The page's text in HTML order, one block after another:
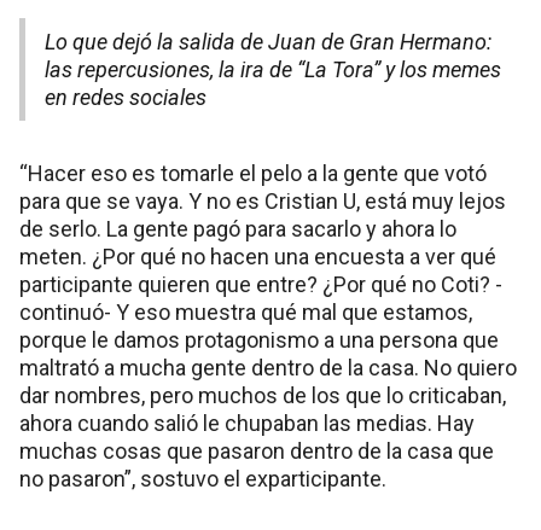
Lo que dejó la salida de Juan de Gran Hermano:
las repercusiones, la ira de “La Tora” y los memes
en redes sociales
“Hacer eso es tomarle el pelo a la gente que votó
para que se vaya. Y no es Cristian U, está muy lejos
de serlo. La gente pagó para sacarlo y ahora lo
meten. ¿Por qué no hacen una encuesta a ver qué
participante quieren que entre? ¿Por qué no Coti? -
continuó- Y eso muestra qué mal que estamos,
porque le damos protagonismo a una persona que
maltrató a mucha gente dentro de la casa. No quiero
dar nombres, pero muchos de los que lo criticaban,
ahora cuando salió le chupaban las medias. Hay
muchas cosas que pasaron dentro de la casa que
no pasaron”, sostuvo el exparticipante.